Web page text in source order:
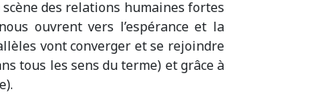
des relations humaines fortes
ouvrent vers l’espérance et la
vont converger et se rejoindre
tous les sens du terme) et grâce à